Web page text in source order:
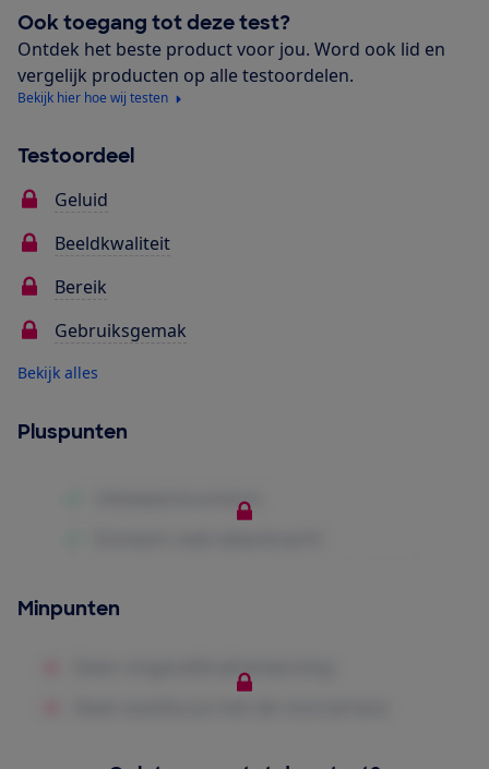
Ook toegang tot deze test?
Ontdek het beste product voor jou. Word ook lid en
vergelijk producten op alle testoordelen.
Bekijk hier hoe wij testen
Testoordeel
Geluid
Beeldkwaliteit
Bereik
Gebruiksgemak
Bekijk alles
Pluspunten
Minpunten